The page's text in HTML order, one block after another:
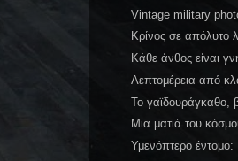
Vintage military
Κρίνος σε απόλυτο
Κάθε άνθος είναι
Λεπτομέρεια από
Το γαϊδουράγκαθο,
Μια ματιά του
Υμενόπτερο